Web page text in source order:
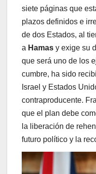
siete páginas que
plazos definidos e
de dos Estados, al
a Hamas y exige su
que será uno de los
cumbre, ha sido
Israel y Estados
contraproducente.
que el plan debe
la liberación de
futuro político y la